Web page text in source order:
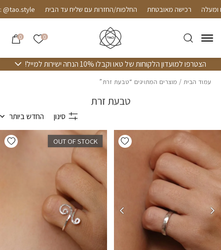
Skip to Content רכישה מאובטחת החלפות/החזרות עם שליח עד הבית
0 הרשימה
0
הצטרפו למועדון הלקוחות של טאו וקבלו 10% הנחה ישירות למייל!
עמוד הבית / מוצרים המתויגים “טבעת זרת”
טבעת זרת
סינון החדש ביותר
Add wishlist
OUT OF STOCK
בחזרה למעלה